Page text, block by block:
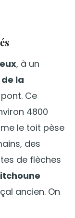
, à un
la
Ce
4800
le toit pèse
des
de flèches
ancien. On